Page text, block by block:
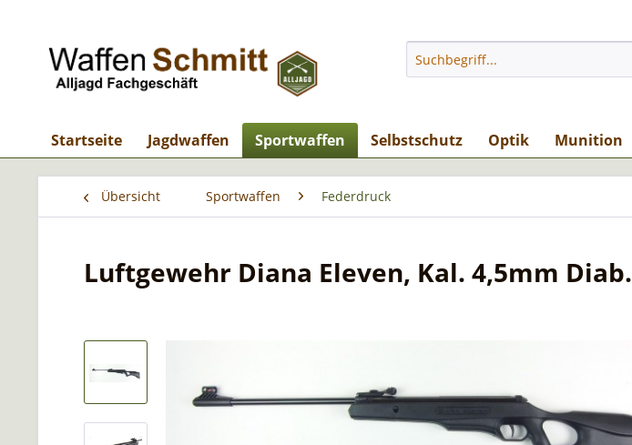
Startseite Jagdwaffen Sportwaffen Selbstschutz Optik Munition
Übersicht Sportwaffen Federdruck
Luftgewehr Diana Eleven, Kal. 4,5mm Diab.